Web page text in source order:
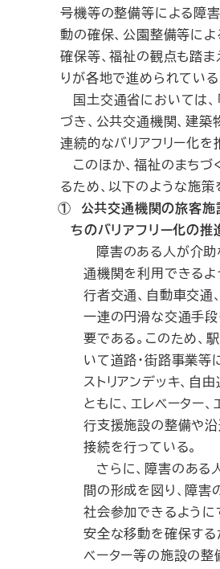
号機等の整備等による障
動の確保、公園整備等に
確保等、福祉の観点も踏
りが各地で進められている
国土交通省においては、
づき、公共交通機関、建築
連続的なバリアフリー化を
このほか、福祉のまち
るため、以下のような施策
① 公共交通機関の旅客施
ちのバリアフリー化の推
障害のある人が介助
通機関を利用できるよ
行者交通、自動車交通
一連の円滑な交通手
要である。このため、
いて道路・街路事業等
ストリアンデッキ、自
ともに、エレベーター
行支援施設の整備や
接続を行っている。
さらに、障害のある
間の形成を図り、障害
社会参加できるように
安全な移動を確保する
ベーター等の施設の